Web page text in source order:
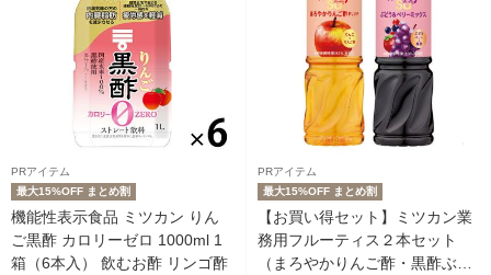
PRアイテム
最大15%OFF まとめ割
機能性表示食品 ミツカン りん
ご黒酢 カロリーゼロ 1000ml 1
箱（6本入） 飲むお酢 リンゴ酢
PRアイテム
最大15%OFF まとめ割
【お買い得セット】ミツカン業
務用フルーティス２本セット
（まろやかりんご酢・黒酢ぶど